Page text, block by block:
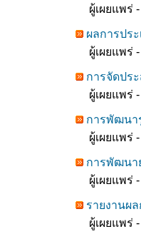
ผู้เผยแพร่ -
ผลการปร
ผู้เผยแพร่ -
การจัดปร
ผู้เผยแพร่ -
การพัฒนา
ผู้เผยแพร่ -
การพัฒนา
ผู้เผยแพร่ -
รายงานผ
ผู้เผยแพร่ -